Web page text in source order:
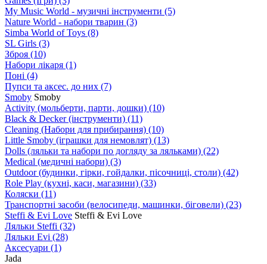
My Music World - музичні інструменти (5)
Nature World - набори тварин (3)
Simba World of Toys (8)
SL Girls (3)
Зброя (10)
Набори лікаря (1)
Поні (4)
Пупси та аксес. до них (7)
Smoby Smoby
Аctivity (мольберти, парти, дошки) (10)
Black & Decker (інструменти) (11)
Cleaning (Набори для прибирання) (10)
Little Smoby (іграшки для немовлят) (13)
Dolls (ляльки та набори по догляду за ляльками) (22)
Medical (медичні набори) (3)
Outdoor (будинки, гірки, гойдалки, пісочниці, столи) (42)
Role Play (кухні, каси, магазини) (33)
Коляски (11)
Транспортні засоби (велосипеди, машинки, біговели) (23)
Steffi & Evi Love Steffi & Evi Love
Ляльки Steffi (32)
Ляльки Evi (28)
Аксесуари (1)
Jada